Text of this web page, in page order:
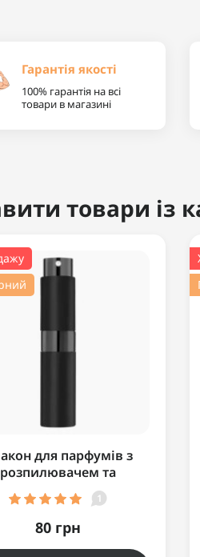
Гарантія якості
100% гарантія на всі
товари в магазині
товари із
для парфумів з
розпилювачем та
корпусом - 10
мл
1
80 грн